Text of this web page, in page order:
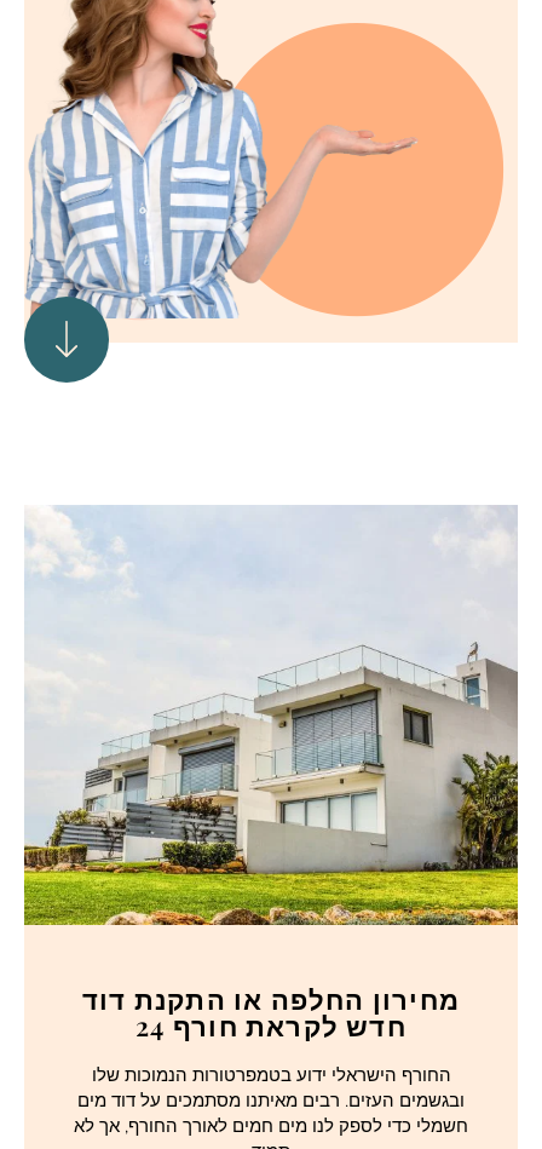
מחירון החלפה או התקנת דוד
חדש לקראת חורף 24
החורף הישראלי ידוע בטמפרטורות הנמוכות שלו
ובגשמים העזים. רבים מאיתנו מסתמכים על דוד מים
חשמלי כדי לספק לנו מים חמים לאורך החורף, אך לא